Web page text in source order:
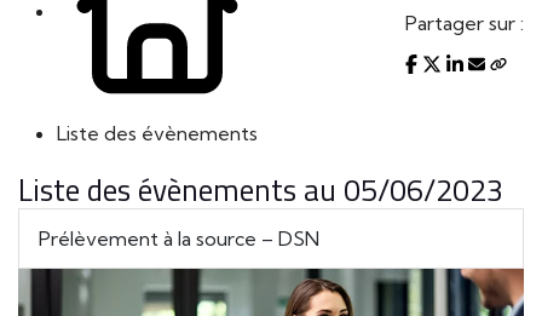
Liste des évènements
Partager sur :
Liste des évènements au 05/06/2023
Prélèvement à la source – DSN